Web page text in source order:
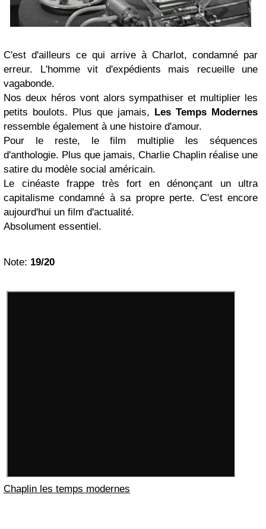
C'est d'ailleurs ce qui arrive à Charlot, condamné par
erreur. L'homme vit d'expédients mais recueille une
vagabonde.
Nos deux héros vont alors sympathiser et multiplier les
petits boulots. Plus que jamais, Les Temps Modernes
ressemble également à une histoire d'amour.
Pour le reste, le film multiplie les séquences
d'anthologie. Plus que jamais, Charlie Chaplin réalise une
satire du modèle social américain.
Le cinéaste frappe très fort en dénonçant un ultra
capitalisme condamné à sa propre perte. C'est encore
aujourd'hui un film d'actualité.
Absolument essentiel.
Note: 19/20
Chaplin les temps modernes